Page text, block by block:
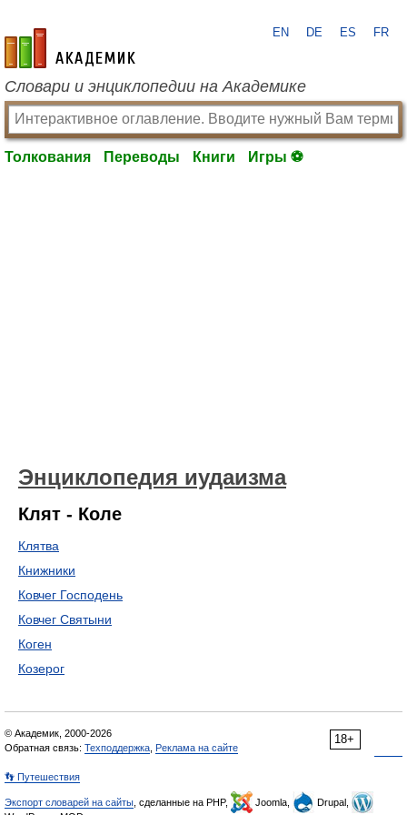
academic.ru
EN DE ES FR
Словари и энциклопедии на Академике
Толкования Переводы Книги Игры ⚽
Энциклопедия иудаизма
Клят - Коле
Клятва
Книжники
Ковчег Господень
Ковчег Святыни
Коген
Козерог
18+
© Академик, 2000-2026
Обратная связь: Техподдержка Реклама на сайте
👣 Путешествия
Экспорт словарей на сайты , сделанные на PHP, Joomla,
Drupal,